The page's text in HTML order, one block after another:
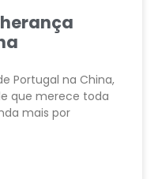
Portugal na China,
que merece toda
mais por